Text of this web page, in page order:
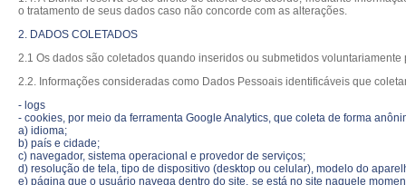
o tratamento de seus dados caso não concorde com as alterações.
2. DADOS COLETADOS
2.1 Os dados são coletados quando inseridos ou submetidos
2.2. Informações consideradas como Dados Pessoais identificáveis que
- logs
- cookies, por meio da ferramenta Google Analytics, que coleta de forma
a) idioma;
b) país e cidade;
c) navegador, sistema operacional e provedor de serviços;
d) resolução de tela, tipo de dispositivo (desktop ou celular), modelo do
e) página que o usuário navega dentro do site, se está no site naquele